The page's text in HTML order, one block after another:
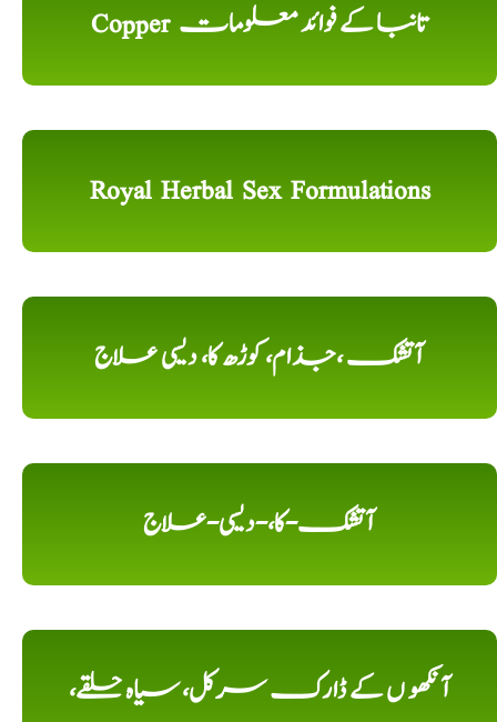
Copper تانبا کے فوائد معلومات
Royal Herbal Sex Formulations
آتشک ،جذام، کوڑھ کا، دیسی علاج
آتشک-کا،-دیسی-علاج
آنکھو ں کے ڈارک سرکل، سیاہ حلقے،